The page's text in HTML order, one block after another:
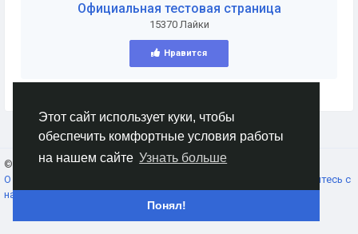
Этот сайт использует куки, чтобы
обеспечить комфортные условия работы
на нашем сайте Узнать больше
Понял!
Официальная тестовая страница
15370 Лайки
Нравится
© 2026 AnimeSocial.SU - Первая аниме сеть!
О нас
Свяжитесь с
нами